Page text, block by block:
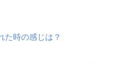
時の感じは？